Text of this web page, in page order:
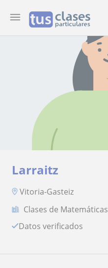
Larraitz
Vitoria-Gasteiz
Clases de Matemáticas
Datos verificados